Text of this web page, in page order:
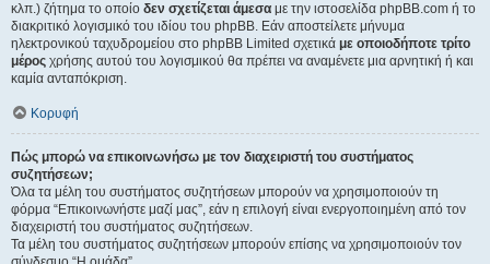
κλπ.) ζήτημα το οποίο δεν σχετίζεται άμεσα με την ιστοσελίδα phpBB.com ή το
διακριτικό λογισμικό του ιδίου του phpBB. Εάν αποστείλετε μήνυμα
ηλεκτρονικού ταχυδρομείου στο phpBB Limited σχετικά με οποιοδήποτε τρίτο
μέρος χρήσης αυτού του λογισμικού θα πρέπει να αναμένετε μια αρνητική ή και
καμία ανταπόκριση.
Κορυφή
Πώς μπορώ να επικοινωνήσω με τον διαχειριστή του συστήματος
συζητήσεων;
Όλα τα μέλη του συστήματος συζητήσεων μπορούν να χρησιμοποιούν τη
φόρμα “Επικοινωνήστε μαζί μας”, εάν η επιλογή είναι ενεργοποιημένη από τον
διαχειριστή του συστήματος συζητήσεων.
Τα μέλη του συστήματος συζητήσεων μπορούν επίσης να χρησιμοποιούν τον